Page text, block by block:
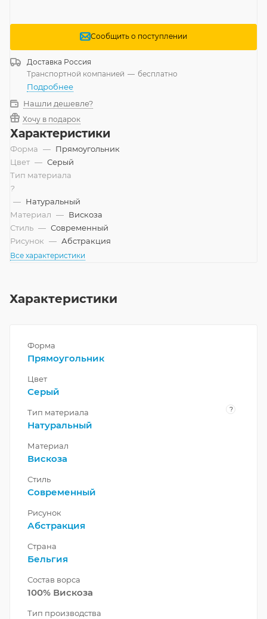
Сообщить о поступлении
Доставка Россия
Транспортной компанией — бесплатно
Подробнее
Нашли дешевле?
Хочу в подарок
Характеристики
Форма — Прямоугольник
Цвет — Серый
Тип материала
?
— Натуральный
Материал — Вискоза
Стиль — Современный
Рисунок — Абстракция
Все характеристики
Характеристики
Форма
Прямоугольник
Цвет
Серый
Тип материала ?
Натуральный
Материал
Вискоза
Стиль
Современный
Рисунок
Абстракция
Страна
Бельгия
Состав ворса
100% Вискоза
Тип производства